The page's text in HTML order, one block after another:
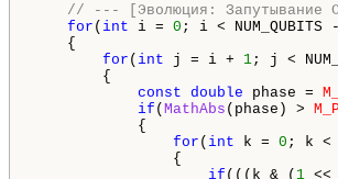
// --- [Эволюция: Запутывание
for ( int i = 0 ; i < NUM_QUBITS
{
for ( int j = i + 1; j <
{
const double phase =
if ( MathAbs (phase) >
{
for ( int k = 0 ; k <
{
if (((k & ( 1